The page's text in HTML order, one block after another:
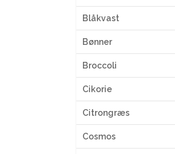
Blåkvast
Bønner
Broccoli
Cikorie
Citrongræs
Cosmos